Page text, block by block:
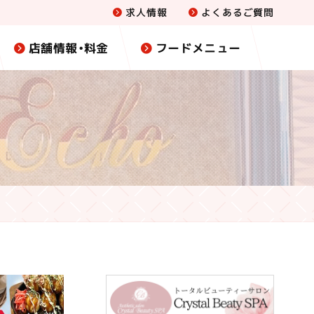
店舗情報・料金 フードメニュー
求人情報 よくあるご質問